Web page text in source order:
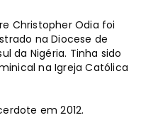
Christopher Odia foi
na Diocese de
da Nigéria. Tinha sido
na Igreja Católica
em 2012.